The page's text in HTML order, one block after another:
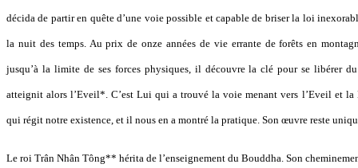
décida de partir en quête d’une voie possible et capable de briser la loi
la nuit des temps. Au prix de onze années de vie errante de forêts en
jusqu’à la limite de ses forces physiques, il découvre la clé pour se libérer
atteignit alors l’Eveil*. C’est Lui qui a trouvé la voie menant vers l’Eveil et la
qui régit notre existence, et il nous en a montré la pratique. Son œuvre reste
Le roi Trân Nhân Tông** hérita de l’enseignement du Bouddha. Son